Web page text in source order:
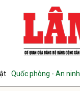
Quốc phòng - An ninh
luận